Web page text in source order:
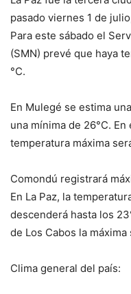
pasado viernes 1 de
Para este sábado el
(SMN) prevé que haya
°C.
En Mulegé se estima
una mínima de 26°C.
temperatura máxima
Comondú registrará
En La Paz, la
descenderá hasta los
de Los Cabos la
Clima general del país: